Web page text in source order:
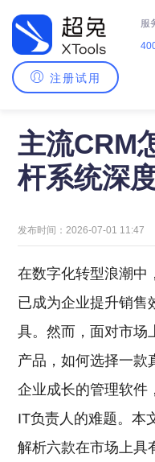
服
注册试用
主页>CRM百科> 主流CRM怎
主流CRM
杆系统深
发布时间：2026-07-01 11:47
在数字化转型浪潮中
已成为企业提升销售
具。然而，面对市场
产品，如何选择一款
企业成长的管理软件
IT负责人的难题。本
解析六款在市场上具